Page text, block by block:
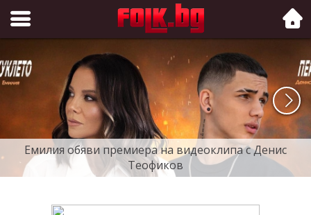
Folk.bg
Емилия обяви премиера на видеоклипа с Денис
Теофиков